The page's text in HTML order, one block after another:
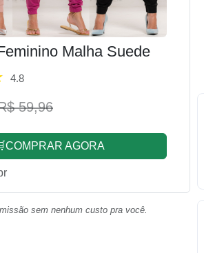
Malha Suede
4.8
59,96
AGORA
sem nenhum custo pra você.